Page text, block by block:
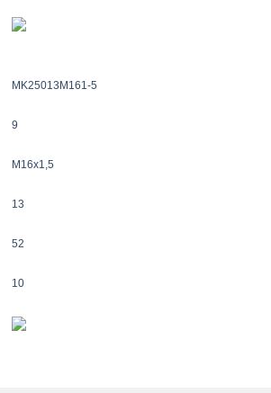
MK25013M161-5
9
M16x1,5
13
52
10